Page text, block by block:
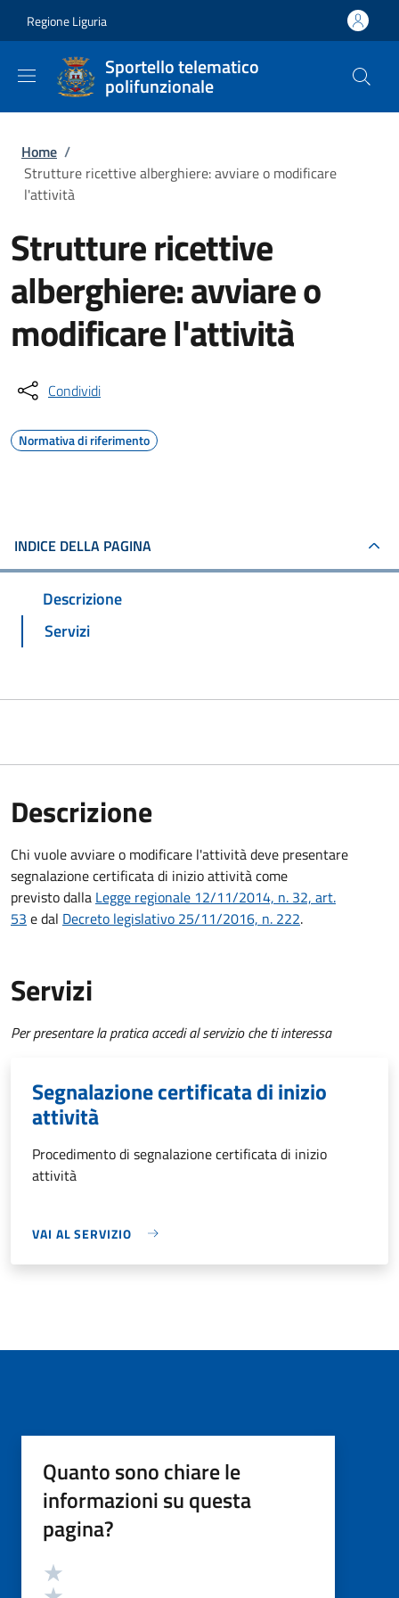
Regione Liguria
Sportello telematico
polifunzionale
Briciole di pane
Home /
Strutture ricettive alberghiere: avviare o modificare
l'attività
Strutture ricettive
alberghiere: avviare o
modificare l'attività
Condividi
Normativa di riferimento
INDICE DELLA PAGINA
Descrizione
Servizi
Descrizione
Chi vuole avviare o modificare l'attività deve presentare
segnalazione certificata di inizio attività come
previsto dalla Legge regionale 12/11/2014, n. 32, art.
53 e dal Decreto legislativo 25/11/2016, n. 222.
Servizi
Per presentare la pratica accedi al servizio che ti interessa
Segnalazione certificata di inizio
attività
Procedimento di segnalazione certificata di inizio
attività
VAI AL SERVIZIO
Quanto sono chiare le
informazioni su questa
pagina?
Valutazione